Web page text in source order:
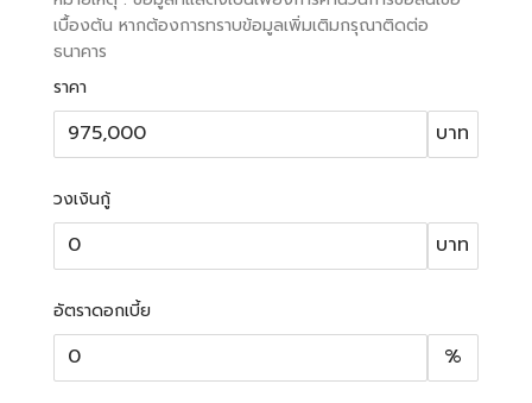
เบื้องต้น หากต้องการทราบข้อมูลเพิ่มเติมกรุณาติดต่อ
ธนาคาร
ราคา
บาท
วงเงินกู้
บาท
อัตราดอกเบี้ย
%